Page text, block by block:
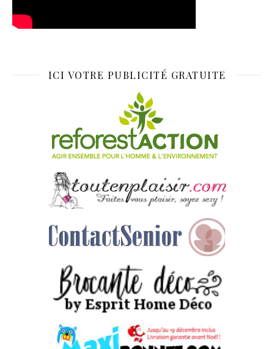
ICI VOTRE PUBLICITÉ GRATUITE